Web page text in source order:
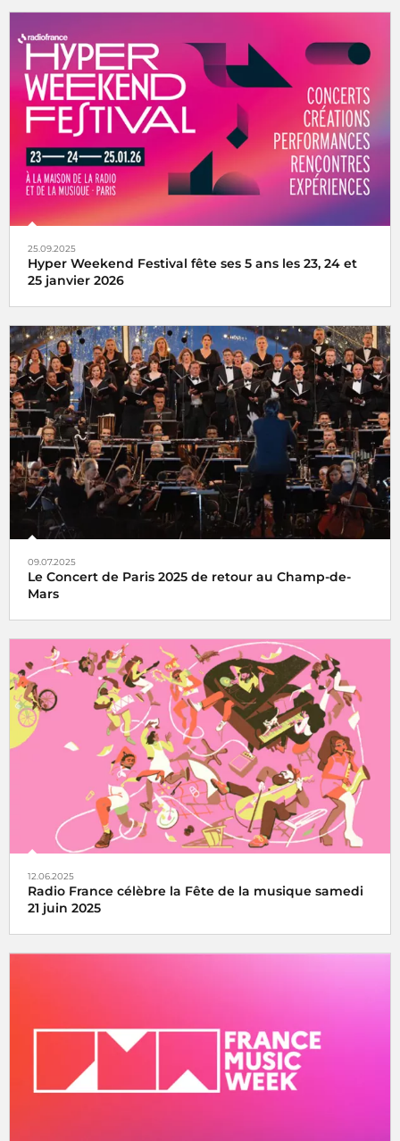
25.09.2025
Hyper Weekend Festival fête ses 5 ans les 23, 24 et
25 janvier 2026
l'Hyper Weekend Festival vous donne rendez-vous à la
Maison de la Radio et de la Musique les 23, 24 et 25 janvier
2026
09.07.2025
Le Concert de Paris 2025 de retour au Champ-de-
Mars
Le Concert de Paris du 14 juillet revient au pied de la Tour
Eiffel toujours en direct sur France Inter, France 2 et dans
le monde entier
12.06.2025
Radio France célèbre la Fête de la musique samedi
21 juin 2025